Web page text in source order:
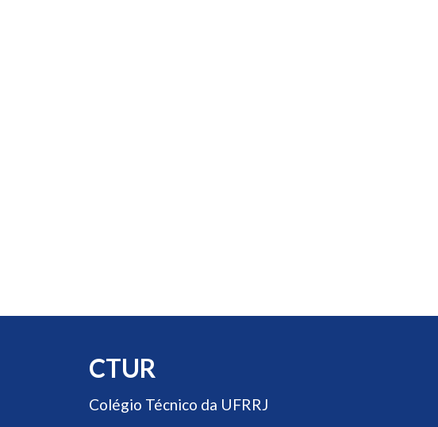
CTUR
Colégio Técnico da UFRRJ